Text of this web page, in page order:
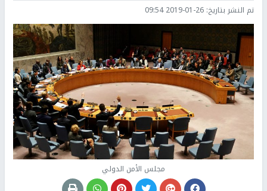
تم النشر بتاريخ: 2019-01-26 09:54
مجلس الأمن الدولي